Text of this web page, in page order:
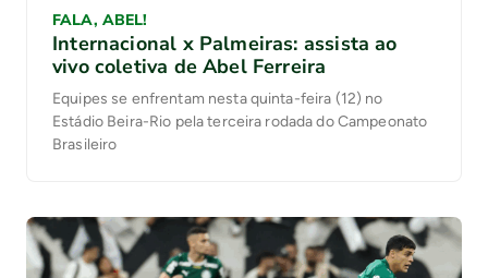
FALA, ABEL!
Internacional x Palmeiras: assista ao
vivo coletiva de Abel Ferreira
Equipes se enfrentam nesta quinta-feira (12) no
Estádio Beira-Rio pela terceira rodada do Campeonato
Brasileiro